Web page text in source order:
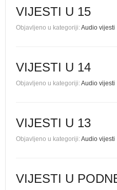
VIJESTI U 15
Objavljeno u kategoriji:Audio vijesti
VIJESTI U 14
Objavljeno u kategoriji:Audio vijesti
VIJESTI U 13
Objavljeno u kategoriji:Audio vijesti
VIJESTI U